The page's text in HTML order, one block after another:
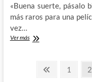
«Buena suerte, pásalo
más raros para una
vez…
Ver másGood
Paginación
PáginaPágina
1 2